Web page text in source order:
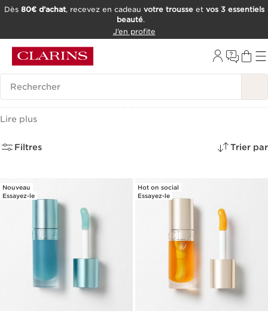
OUTIL D'ACCESSIBILITÉ
Dès 80€ d’achat, recevez en cadeau votre trousseet vos 3 essentiels
beauté.
J’en profite
Historique des recherches
Huiles à Lèvres (6)
Lire plus
Filtres Trier par
Nouveau
Essayez-le
Hot on social
Essayez-le